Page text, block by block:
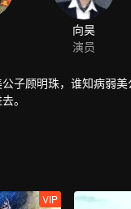
向昊
演员
子顾明珠，谁知病弱
。
VIP